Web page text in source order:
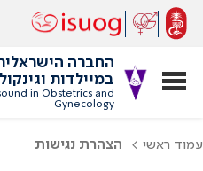
החברה
במיילדות
in Obstetrics and
Gynecology
עמוד ראשי הצהרת נגישות